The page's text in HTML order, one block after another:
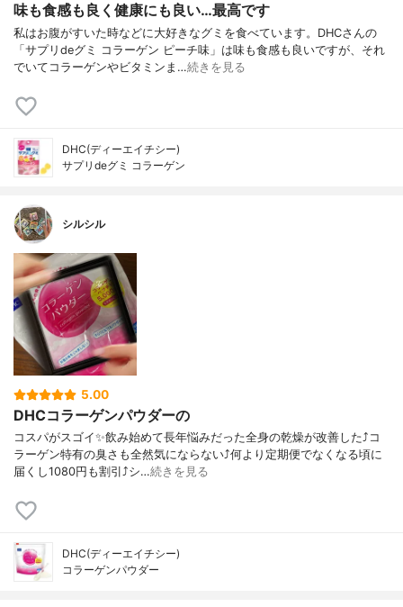
味も食感も良く健康にも良い…最高です
私はお腹がすいた時などに大好きなグミを食べています。DHCさんの
「サプリdeグミ コラーゲン ピーチ味」は味も食感も良いですが、それ
でいてコラーゲンやビタミンま…続きを見る
DHC(ディーエイチシー)
サプリdeグミ コラーゲン
シルシル
5.00
DHCコラーゲンパウダーの
コスパがスゴイ✨飲み始めて長年悩みだった全身の乾燥が改善した⤴︎コ
ラーゲン特有の臭さも全然気にならない⤴︎何より定期便でなくなる頃に
届くし1080円も割引⤴︎シ…続きを見る
DHC(ディーエイチシー)
コラーゲンパウダー